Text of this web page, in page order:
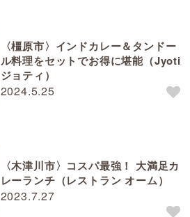
2024.5.25
〈橿原市〉インドカレー＆タンドー
ル料理をセットでお得に堪能（Jyoti
ジョティ）
2023.7.27
〈木津川市〉コスパ最強！ 大満足カ
レーランチ（レストラン オーム）